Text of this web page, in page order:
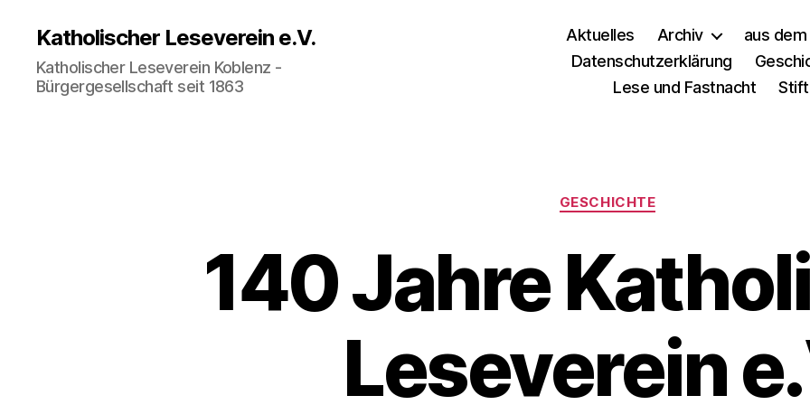
Katholischer Leseverein e.V.
Katholischer Leseverein Koblenz -
Bürgergesellschaft seit 1863
Aktuelles Archiv
aus
Datenschutzerklärung
Lese und Fastnacht
GESCHICHTE
140 Jahre
Leseverein